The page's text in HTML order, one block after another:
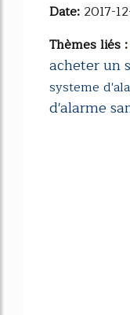
Date: 2017-
Thèmes liés :
acheter un
systeme
d'alarme